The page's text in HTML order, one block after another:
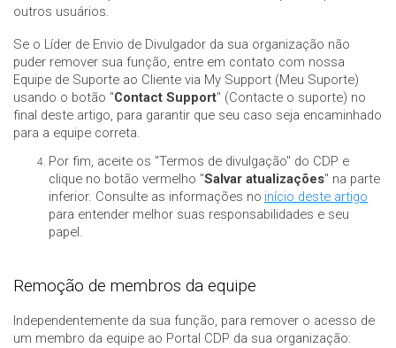
outros usuários.
Se o Líder de Envio de Divulgador da sua organização não
puder remover sua função, entre em contato com nossa
Equipe de Suporte ao Cliente via My Support (Meu Suporte)
usando o botão "Contact Support" (Contacte o suporte) no
final deste artigo, para garantir que seu caso seja encaminhado
para a equipe correta.
Por fim, aceite os "Termos de divulgação" do CDP e
clique no botão vermelho "Salvar atualizações" na parte
inferior. Consulte as informações no início deste artigo
para entender melhor suas responsabilidades e seu
papel.
Remoção de membros da equipe
Independentemente da sua função, para remover o acesso de
um membro da equipe ao Portal CDP da sua organização: